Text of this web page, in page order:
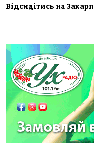
Відсидітись на